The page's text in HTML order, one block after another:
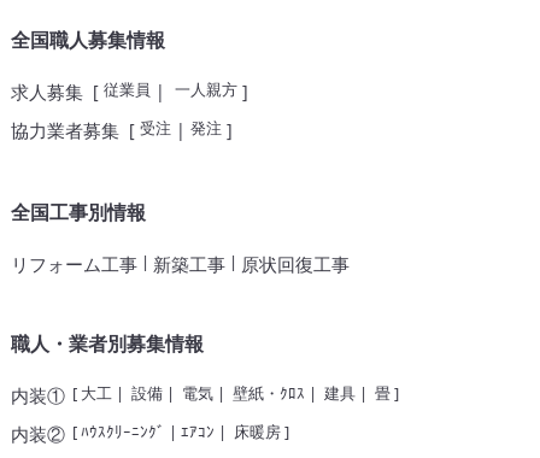
全国職人募集情報
求人募集[ 従業員| 一人親方]
協力業者募集[ 受注| 発注]
全国工事別情報
リフォーム工事| 新築工事| 原状回復工事
職人・業者別募集情報
内装①[ 大工| 設備| 電気| 壁紙・ｸﾛｽ | 建具| 畳]
内装②[ﾊｳｽｸﾘｰﾆﾝｸﾞ | ｴｱｺﾝ | 床暖房]